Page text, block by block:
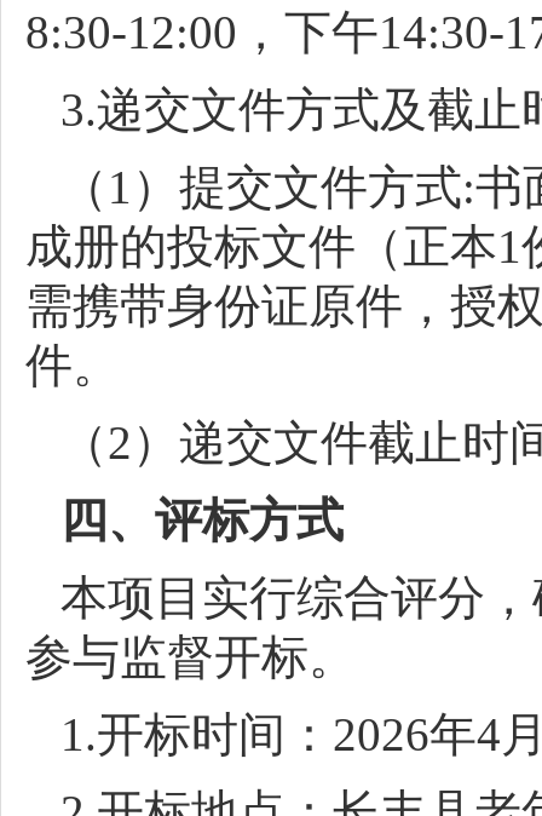
8:30-12:00，下午14:30-
3.递交文件方式及截止
（1）提交文件方式:
成册的投标文件（正本
需携带身份证原件，授
件。
（2）递交文件截止时
四、评标方式
本项目实行综合评分
参与监督开标。
1.开标时间：2026年4